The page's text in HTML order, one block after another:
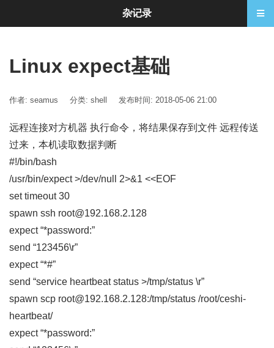
Linux expect基础
作者: seamus 分类: shell 发布时间: 2018-05-06 21:00
远程连接对方机器 执行命令，将结果保存到文件 远程传送
过来，本机读取数据判断
#!/bin/bash
/usr/bin/expect >/dev/null 2>&1 <<EOF
set timeout 30
spawn ssh root@192.168.2.128
expect “*password:”
send “123456\r”
expect “*#”
send “service heartbeat status >/tmp/status \r”
spawn scp root@192.168.2.128:/tmp/status /root/ceshi-
heartbeat/
expect “*password:”
杂记录